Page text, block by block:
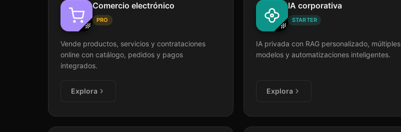
Comercio electrónico
PRO
Vende productos, servicios y contrataciones
online con catálogo, pedidos y pagos
integrados.
Explora
IA corporativa
STARTER
IA privada con RAG personalizado, múltiples
modelos y automatizaciones inteligentes.
Explora